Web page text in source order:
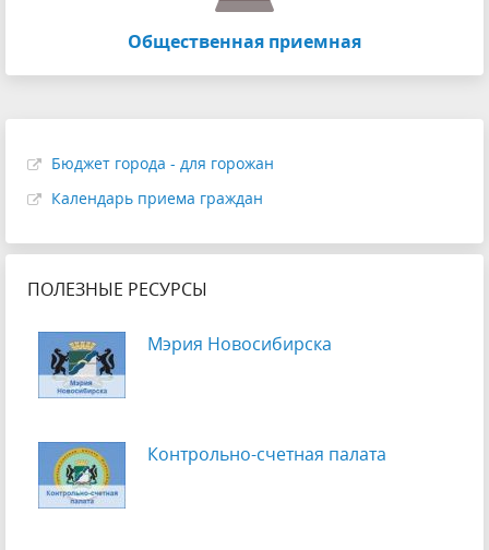
Общественная приемная
Бюджет города - для горожан
Календарь приема граждан
ПОЛЕЗНЫЕ РЕСУРСЫ
Мэрия Новосибирска
Контрольно-счетная палата